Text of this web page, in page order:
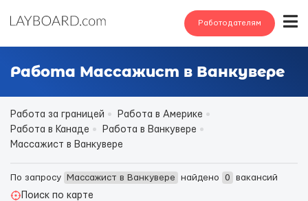
Работодателям
Работа Массажист в Ванкувере
Работа за границей
Работа в Америке
Работа в Канаде
Работа в Ванкувере
Массажист в Ванкувере
По запросу Массажист в Ванкувере найдено 0
вакансий
Поиск по карте